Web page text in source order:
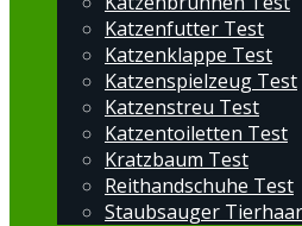
Katzenfutter Test
Katzenklappe Test
Katzenspielzeug Test
Katzenstreu Test
Katzentoiletten Test
Kratzbaum Test
Reithandschuhe Test
Staubsauger